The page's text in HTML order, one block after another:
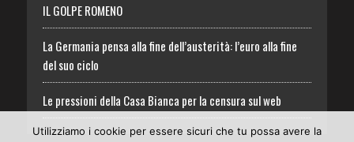
IL GOLPE ROMENO
La Germania pensa alla fine dell’austerità: l’euro alla fine
del suo ciclo
Le pressioni della Casa Bianca per la censura sul web
Utilizziamo i cookie per essere sicuri che tu possa avere la